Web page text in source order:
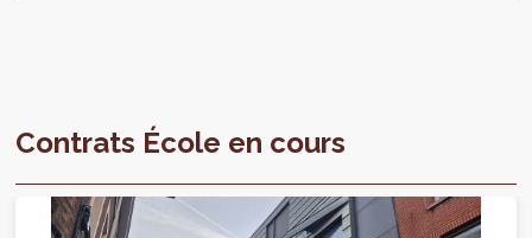
Contrats École en cours